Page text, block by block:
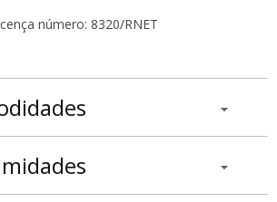
número: 8320/RNET